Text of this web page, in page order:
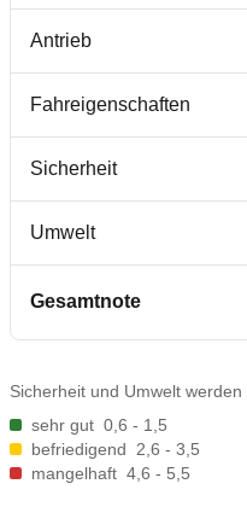
Antrieb
Fahreigenschaften
Sicherheit
Umwelt
Gesamtnote
Sicherheit und Umwelt
sehr gut 0,6 - 1,5
befriedigend
2,6 - 3,5
mangelhaft 4,6 - 5,5